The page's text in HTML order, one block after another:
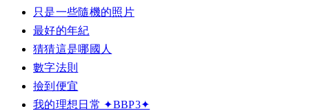
只是一些隨機的照片
最好的年紀
猜猜這是哪國人
數字法則
撿到便宜
我的理想日常 ✦BBP3✦